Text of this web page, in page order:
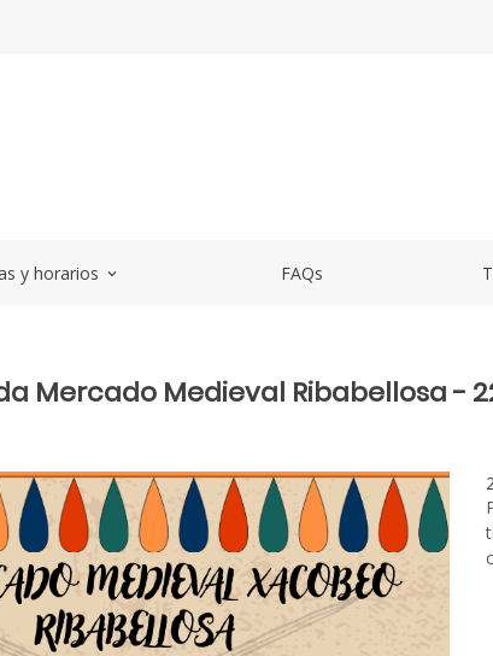
y horarios expand_more FAQs
Mercado Medieval Ribabellosa -